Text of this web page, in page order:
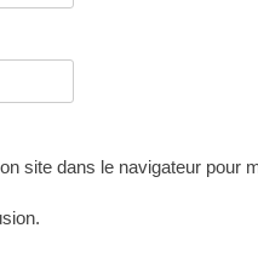
site dans le navigateur pour